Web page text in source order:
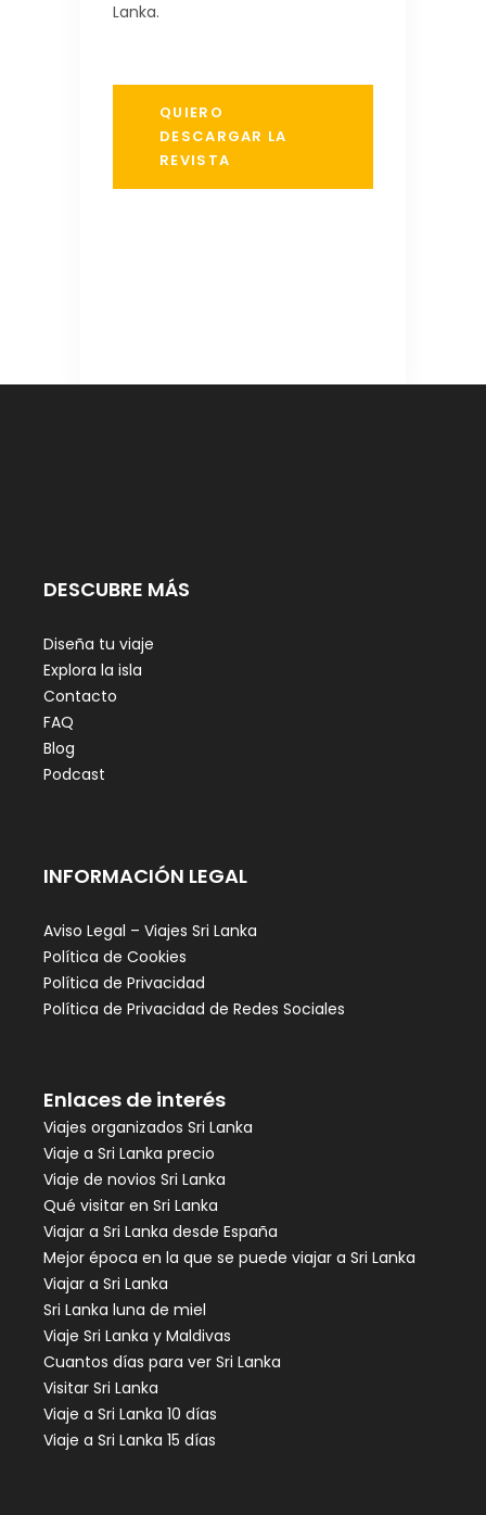
Lanka.
QUIERO
DESCARGAR LA
REVISTA
DESCUBRE MÁS
Diseña tu viaje
Explora la isla
Contacto
FAQ
Blog
Podcast
INFORMACIÓN LEGAL
Aviso Legal – Viajes Sri Lanka
Política de Cookies
Política de Privacidad
Política de Privacidad de Redes Sociales
Enlaces de interés
Viajes organizados Sri Lanka
Viaje a Sri Lanka precio
Viaje de novios Sri Lanka
Qué visitar en Sri Lanka
Viajar a Sri Lanka desde España
Mejor época en la que se puede viajar a Sri Lanka
Viajar a Sri Lanka
Sri Lanka luna de miel
Viaje Sri Lanka y Maldivas
Cuantos días para ver Sri Lanka
Visitar Sri Lanka
Viaje a Sri Lanka 10 días
Viaje a Sri Lanka 15 días